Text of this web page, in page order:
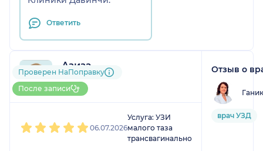
Ответить
Азиза
1 отзыв
До 5 записей через НаПоправку
Проверен НаПоправку
После записи
06.07.2026
Услуга: УЗИ
малого таза
трансвагинально
Отзыв о
врач УЗД